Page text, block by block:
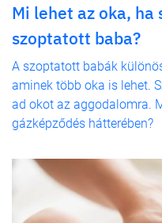
Mi lehet az oka, ha
szoptatott baba?
A szoptatott babák
aminek több oka is lehet.
ad okot az aggodalomra.
gázképződés hátterében?